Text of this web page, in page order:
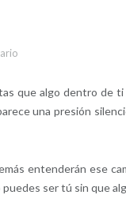
que algo dentro de
una presión
entenderán ese
ser tú sin que